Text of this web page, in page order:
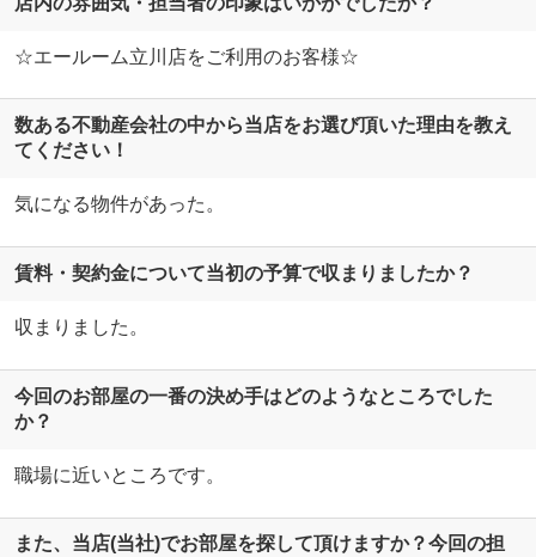
☆エールーム立川店をご利用のお客様☆
数ある不動産会社の中から当店をお選び頂いた理由を教え
てください！
気になる物件があった。
賃料・契約金について当初の予算で収まりましたか？
収まりました。
今回のお部屋の一番の決め手はどのようなところでした
か？
職場に近いところです。
また、当店(当社)でお部屋を探して頂けますか？今回の担